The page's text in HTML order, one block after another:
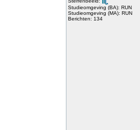
Studieomgeving (BA): RUN
Studieomgeving (MA): RUN
Berichten: 134